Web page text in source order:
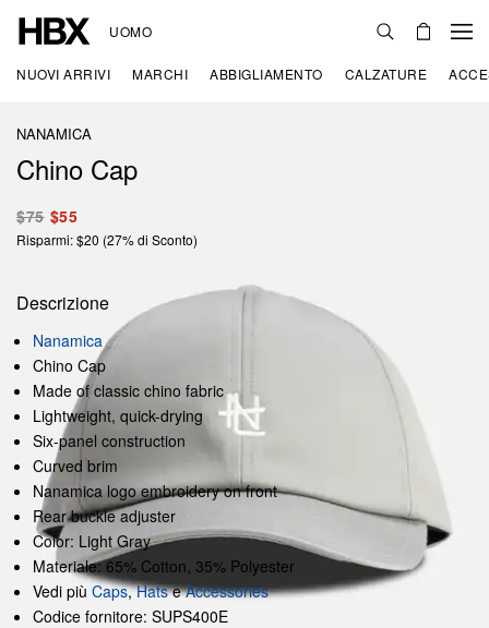
UOMO
NUOVI ARRIVI MARCHI ABBIGLIAMENTO CALZATURE
NANAMICA
Chino Cap
$75 $55
Risparmi: $20 (27% di Sconto)
Descrizione
Nanamica
Chino Cap
Made of classic chino fabric
Lightweight, quick-drying
Six-panel construction
Curved brim
Nanamica logo embroidery on front
Rear buckle adjuster
Color: Light Gray
Materiale: 65% Cotton, 35% Polyester
Vedi più Caps,HatseAccessories
Codice fornitore: SUPS400E